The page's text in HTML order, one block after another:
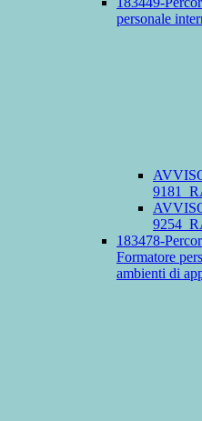
personale
183478-
Formatore
ambienti di